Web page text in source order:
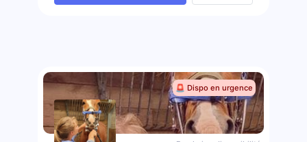
🚨 Dispo en urgence